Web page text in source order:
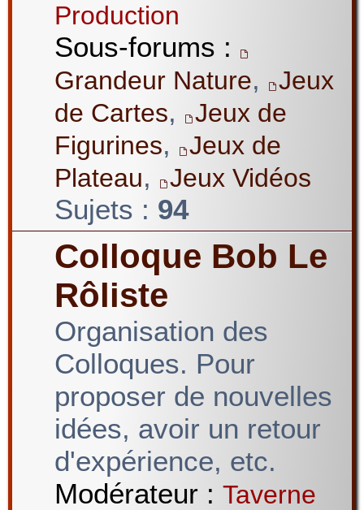
Production
Sous-forums :
Grandeur Nature,
Jeux
de Cartes,
Jeux de
Figurines,
Jeux de
Plateau, Jeux Vidéos
Sujets : 94
Colloque Bob Le
Rôliste
Organisation des
Colloques. Pour
proposer de nouvelles
idées, avoir un retour
d'expérience, etc.
Modérateur : Taverne